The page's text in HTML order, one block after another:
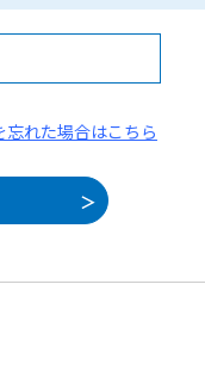
忘れた場合はこちら